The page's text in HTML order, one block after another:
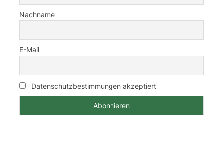
Nachname
E-Mail
Datenschutzbestimmungen akzeptiert